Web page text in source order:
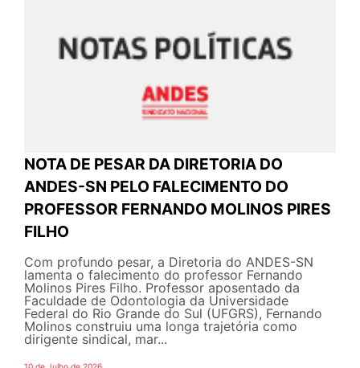
NOTA DE PESAR DA DIRETORIA DO
ANDES-SN PELO FALECIMENTO DO
PROFESSOR FERNANDO MOLINOS PIRES
FILHO
Com profundo pesar, a Diretoria do ANDES-SN
lamenta o falecimento do professor Fernando
Molinos Pires Filho. Professor aposentado da
Faculdade de Odontologia da Universidade
Federal do Rio Grande do Sul (UFGRS), Fernando
Molinos construiu uma longa trajetória como
dirigente sindical, mar...